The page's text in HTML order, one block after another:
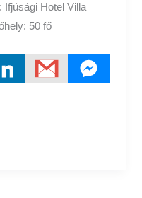
Hotel Villa
50 fő